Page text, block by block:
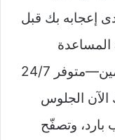
إعجابه بك قبل
المساعدة
الشخصية (الكونسيرج) السحب لليمين—متوفر 24/7
الجلوس
بارد، وتصفّح